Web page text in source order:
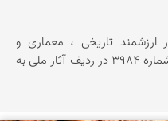
ارزشمند تاریخی ، معماری و
گردشگری شهرستان دزفول بوده و به شماره ۳۹۸۴ در ردیف آثار ملی به